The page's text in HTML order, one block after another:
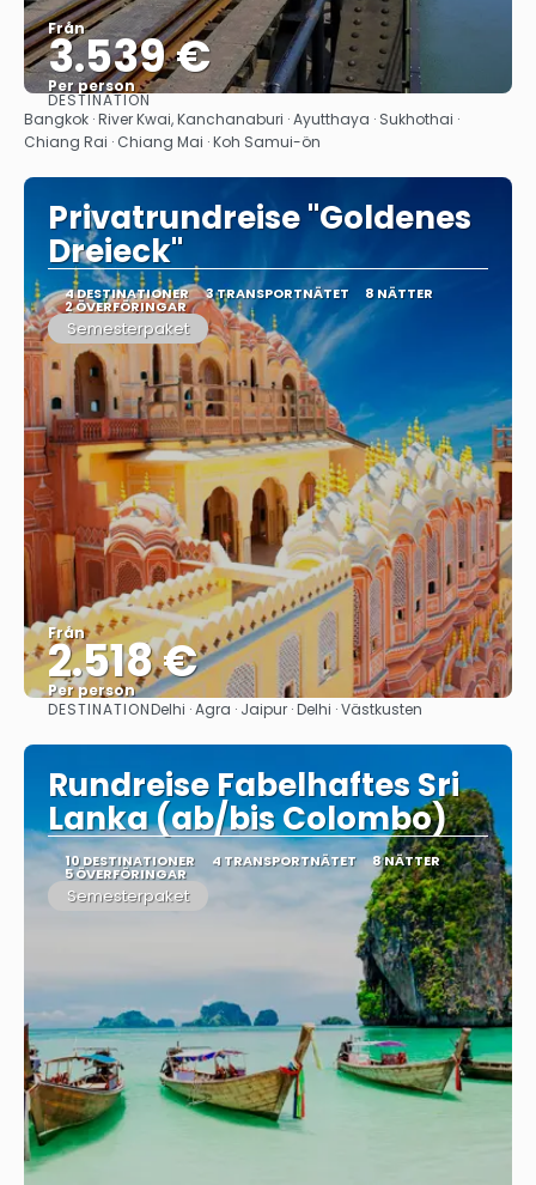
Från
3.539 €
Per person
Se
DESTINATION
Bangkok · River Kwai, Kanchanaburi · Ayutthaya · Sukhothai ·
Chiang Rai · Chiang Mai · Koh Samui-ön
Privatrundreise "Goldenes
Dreieck"
4 DESTINATIONER 3 TRANSPORTNÄTET 8 NÄTTER
2 ÖVERFÖRINGAR
Semesterpaket
Från
2.518 €
Per person
Se
DESTINATIONDelhi · Agra · Jaipur · Delhi · Västkusten
Rundreise Fabelhaftes Sri
Lanka (ab/bis Colombo)
10 DESTINATIONER 4 TRANSPORTNÄTET 8 NÄTTER
5 ÖVERFÖRINGAR
Semesterpaket